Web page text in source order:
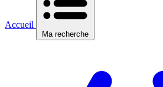
Accueil
Ma recherche